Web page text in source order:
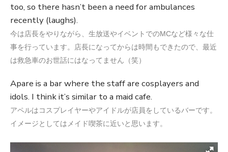
too, so there hasn’t been a need for ambulances
recently (laughs).
今は店長をやりながら、生放送やイベントでのMCなど様々な仕
事を行っています。店長になってからは時間もできたので、最近
は救急車のお世話にはなってません（笑）
Apare is a bar where the staff are cosplayers and
idols. I think it’s similar to a maid cafe.
アペルはコスプレイヤーやアイドルが店員をしているバーです。
イメージとしてはメイド喫茶に近いと思います。